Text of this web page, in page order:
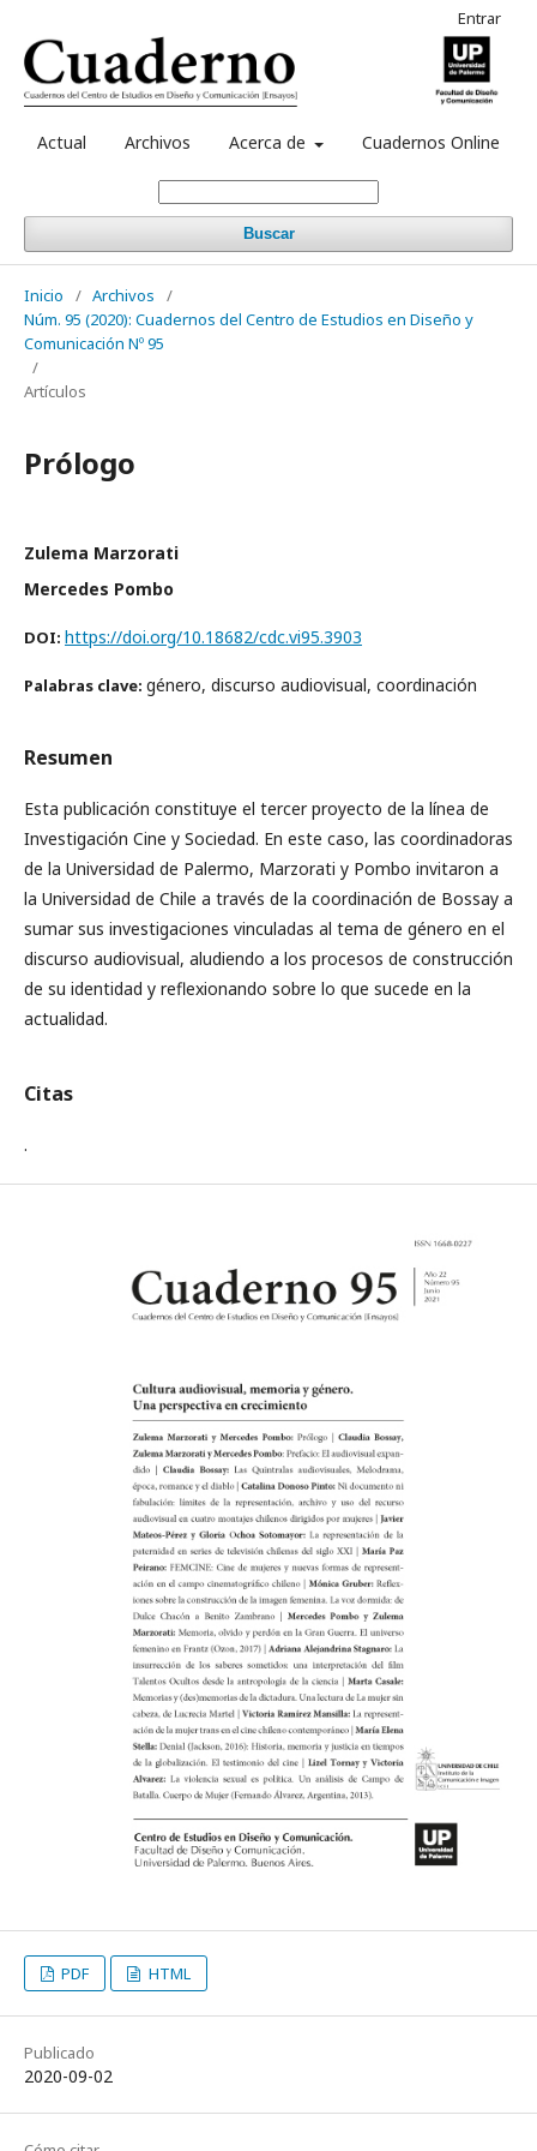
Actual Archivos Acerca de Cuadernos Online
Buscar
Entrar
Inicio / Archivos
/
Núm. 95 (2020): Cuadernos del Centro de Estudios en Diseño y
Comunicación Nº 95
/
Artículos
Prólogo
Zulema Marzorati
Mercedes Pombo
DOI: https://doi.org/10.18682/cdc.vi95.3903
Palabras clave: género, discurso audiovisual, coordinación
Resumen
Esta publicación constituye el tercer proyecto de la línea de
Investigación Cine y Sociedad. En este caso, las coordinadoras
de la Universidad de Palermo, Marzorati y Pombo invitaron a
la Universidad de Chile a través de la coordinación de Bossay a
sumar sus investigaciones vinculadas al tema de género en el
discurso audiovisual, aludiendo a los procesos de construcción
de su identidad y reflexionando sobre lo que sucede en la
actualidad.
Citas
.
PDF HTML
Publicado
2020-09-02